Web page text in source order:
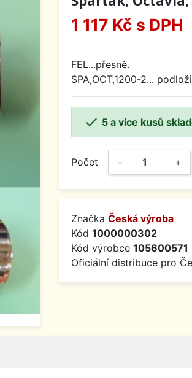
1 117 Kč s DPH
FEL...přesně.
SPA,OCT,1200-2...
 5 a více kusů
Počet − +
Značka Česká výroba
Kód 1000000302
Kód výrobce 105600571
Oficiální distribuce pro